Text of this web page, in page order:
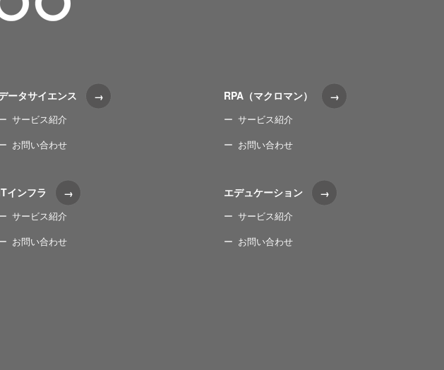
ータサイエンス
サービス紹介
お問い合わせ
RPA（マクロマン）
サービス紹介
お問い合わせ
インフラ
サービス紹介
お問い合わせ
エデュケーション
サービス紹介
お問い合わせ